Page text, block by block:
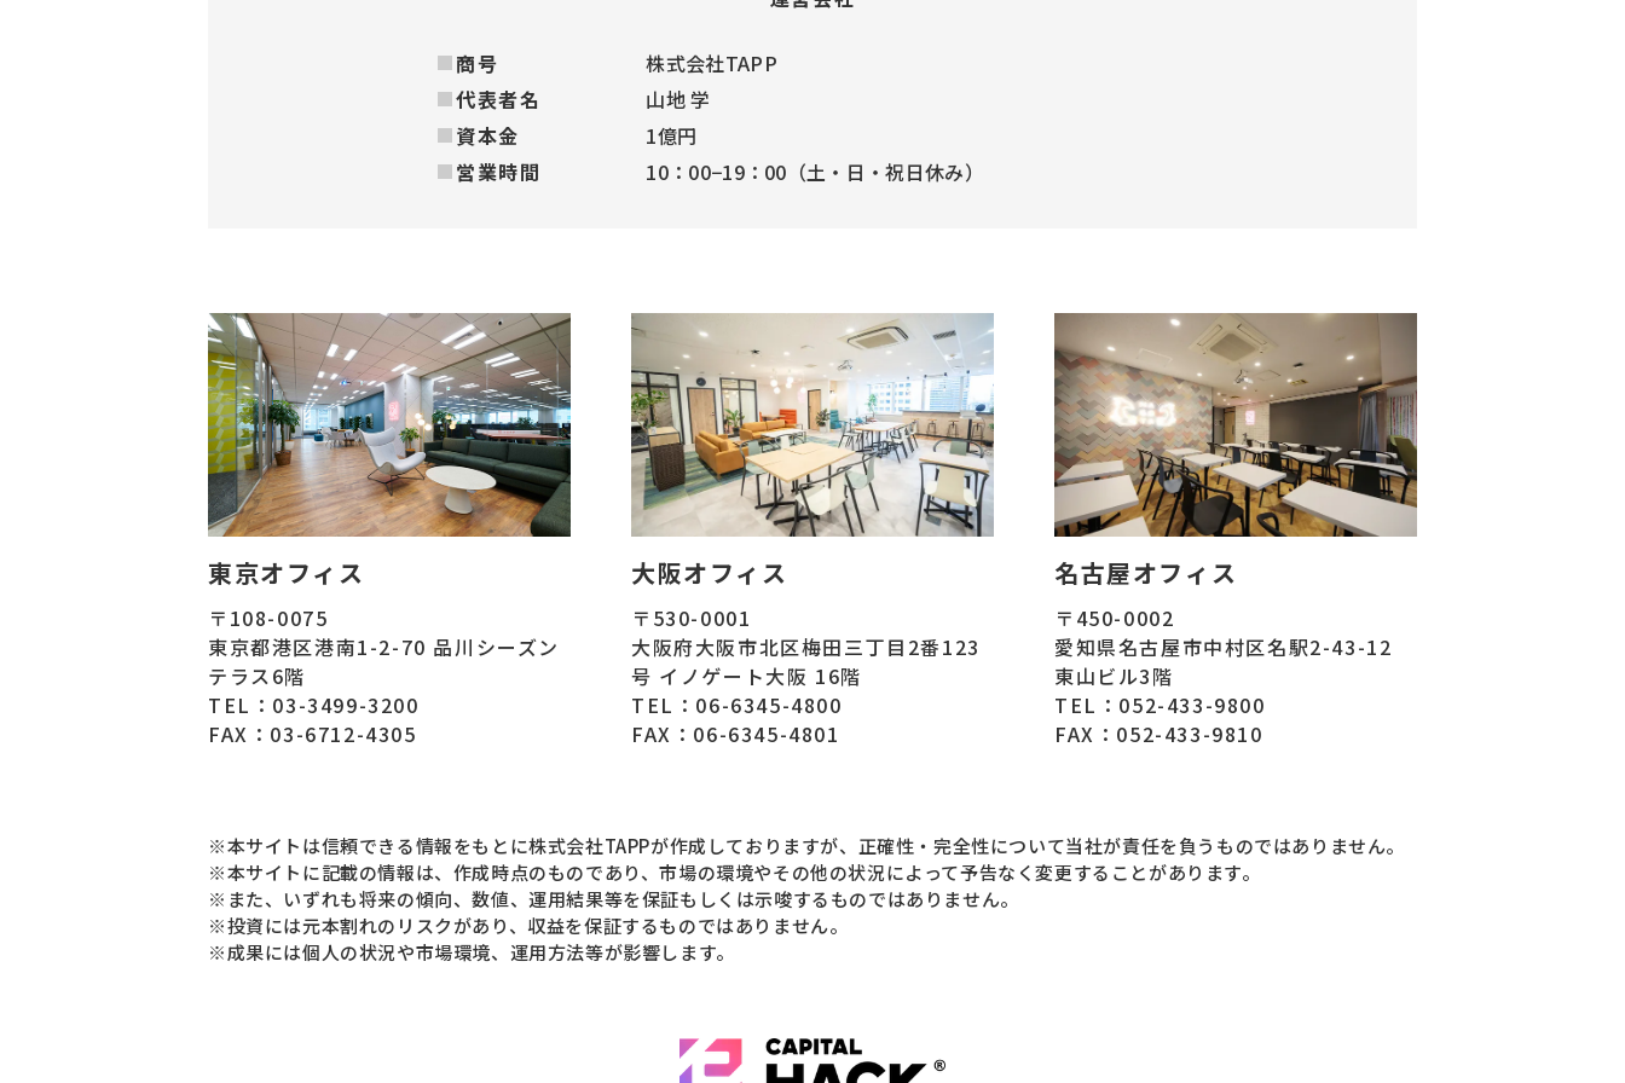
商号
株式会社TAPP
代表者名
山地 学
資本金
1億円
営業時間
10：00−19：00（土・日・祝日休み）
東京オフィス
〒108-0075
東京都港区港南1-2-70 品川シーズン
テラス6階
TEL：03-3499-3200
FAX：03-6712-4305
大阪オフィス
〒530-0001
大阪府大阪市北区梅田三丁目2番123
号 イノゲート大阪 16階
TEL：06-6345-4800
FAX：06-6345-4801
名古屋オフィス
〒450-0002
愛知県名古屋市中村区名駅2-43-12
東山ビル3階
TEL：052-433-9800
FAX：052-433-9810
※本サイトは信頼できる情報をもとに株式会社TAPPが作成しておりますが、正確性・完全性について当社が責任を負うものではありません。
※本サイトに記載の情報は、作成時点のものであり、市場の環境やその他の状況によって予告なく変更することがあります。
※また、いずれも将来の傾向、数値、運用結果等を保証もしくは示唆するものではありません。
※投資には元本割れのリスクがあり、収益を保証するものではありません。
※成果には個人の状況や市場環境、運用方法等が影響します。